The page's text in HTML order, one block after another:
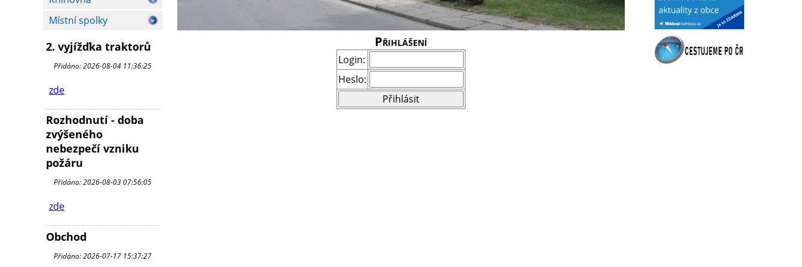
Místní spolky
2. vyjížďka traktorů
Přidáno: 2026-08-04 11:36:25
zde
Rozhodnutí - doba
zvýšeného
nebezpečí vzniku
požáru
Přidáno: 2026-08-03 07:56:05
zde
Obchod
Přidáno: 2026-07-17 15:37:27
Přihlášení
Login:
Heslo: